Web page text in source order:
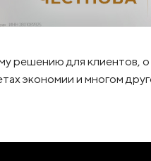
решению для клиентов,
экономии и многом